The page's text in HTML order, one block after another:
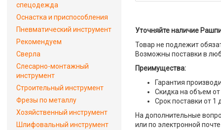
Уточняйте наличие
Товар не подлежит
Возможны поставки в
Преимущества:
Гарантия
Скидка на объем от
Срок поставки от 1
На дополнительные
или по электронной
спецодежда
Оснастка и приспособления
Пневматический инструмент
Рекомендуем
Сверла
Слесарно-монтажный
инструмент
Строительный инструмент
Фрезы по металлу
Хозяйственный инструмент
Шлифовальный инструмент